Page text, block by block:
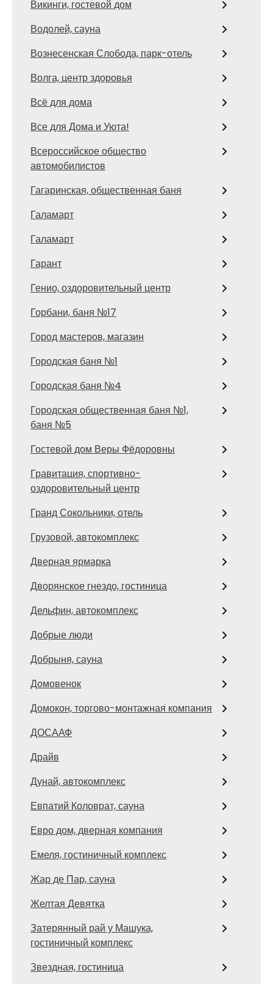
Викинги, гостевой дом
Водолей, сауна
Вознесенская Слобода, парк-отель
Волга, центр здоровья
Всё для дома
Все для Дома и Уюта!
Всероссийское общество
автомобилистов
Гагаринская, общественная баня
Галамарт
Галамарт
Гарант
Генио, оздоровительный центр
Горбани, баня №17
Город мастеров, магазин
Городская баня №1
Городская баня №4
Городская общественная баня №1,
баня №5
Гостевой дом Веры Фёдоровны
Гравитация, спортивно-
оздоровительный центр
Гранд Сокольники, отель
Грузовой, автокомплекс
Дверная ярмарка
Дворянское гнездо, гостиница
Дельфин, автокомплекс
Добрые люди
Добрыня, сауна
Домовенок
Домокон, торгово-монтажная компания
ДОСААФ
Драйв
Дунай, автокомплекс
Евпатий Коловрат, сауна
Евро дом, дверная компания
Емеля, гостиничный комплекс
Жар де Пар, сауна
Желтая Девятка
Затерянный рай у Машука,
гостиничный комплекс
Звездная, гостиница